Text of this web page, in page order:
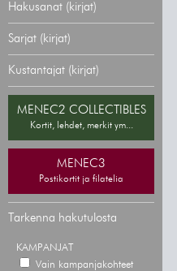
Hakusanat (kirjat)
Sarjat (kirjat)
Kustantajat (kirjat)
MENEC2 COLLECTIBLES
Kortit, lehdet, merkit ym...
MENEC3
Postikortit ja filatelia
Tarkenna hakutulosta
KAMPANJAT
Vain kampanjakohteet